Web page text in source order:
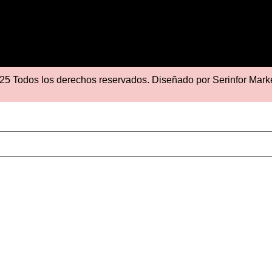
Todos los derechos reservados. Diseñado por Serinfor